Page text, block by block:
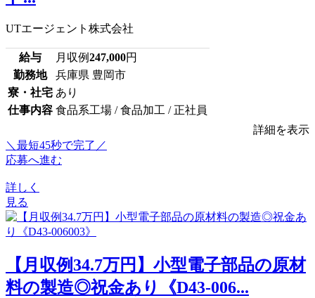
UTエージェント株式会社
給与 月収例247,000円
勤務地
兵庫県 豊岡市
寮・社宅 あり
仕事内容 食品系工場 / 食品加工 / 正社員
詳細を表示
＼最短45秒で完了／
応募へ進む
詳しく
見る
【月収例34.7万円】小型電子部品の原材
料の製造◎祝金あり《D43-006...